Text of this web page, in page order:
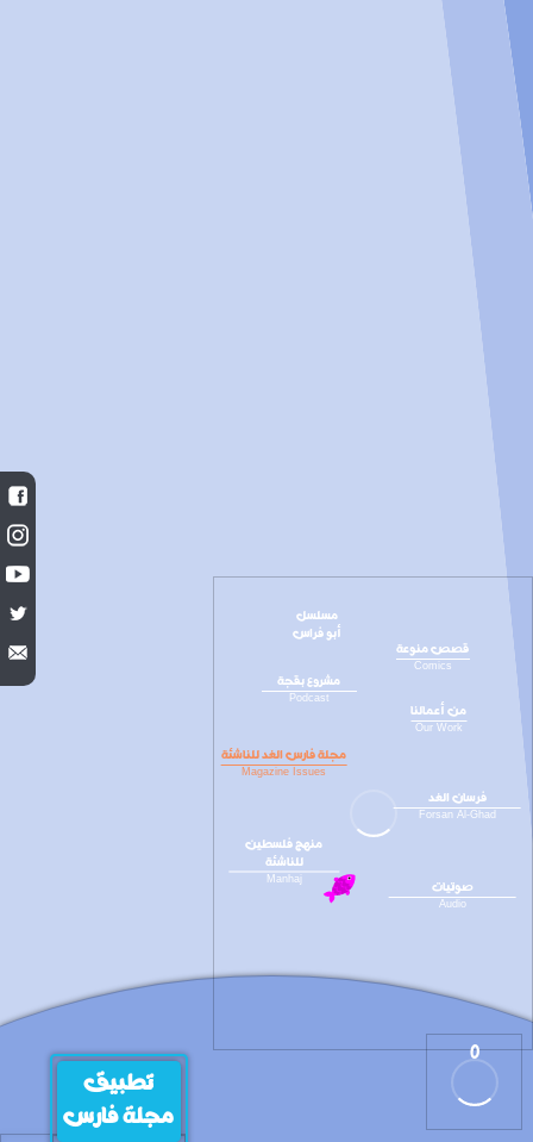
تطبيق
مجلة فارس
منهج فلسطين
للناشئة
Manhaj
صوتيات
Audio
مجلة فارس الغد للناشئة
Magazine Issues
مشروع بقجة
Podcast
فرسان الغد
Forsan Al-Ghad
من أعمالنا
Our Work
قصص منوعة
Comics
مسلسل
أبو فراس
0